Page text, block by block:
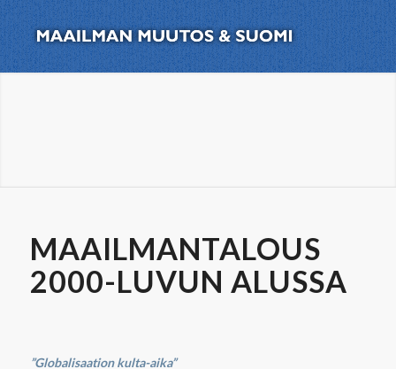
MAAILMANTALOUS
2000-LUVUN ALUSSA
”Globalisaation kulta-aika”